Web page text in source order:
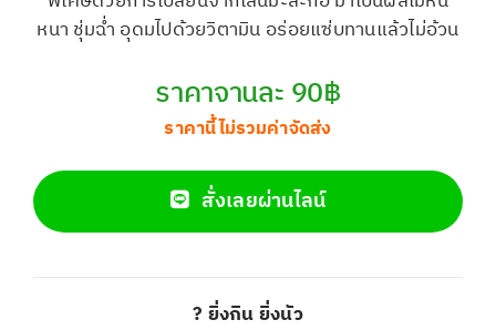
หนา ชุ่มฉ่ำ อุดมไปด้วยวิตามิน อร่อยแซ่บทานแล้วไม่อ้วน
ราคาจานละ 90฿
ราคานี้ไม่รวมค่าจัดส่ง
สั่งเลยผ่านไลน์
? ยิ่งกิน ยิ่งนัว